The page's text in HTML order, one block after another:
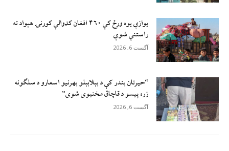
يوازې یوه ورځ کې ۴۶۰ افغان کډوالې کورنۍ هېواد ته
راستنې شوې
آگست 6, 2026
“حیرتان بندر کې د بېلابېلو بهرنیو اسعارو د سلګونه
زره پيسو د قاچاق مخنیوی شوی”
آگست 6, 2026